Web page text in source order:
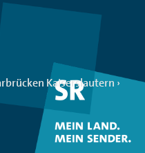
Kaiserslautern